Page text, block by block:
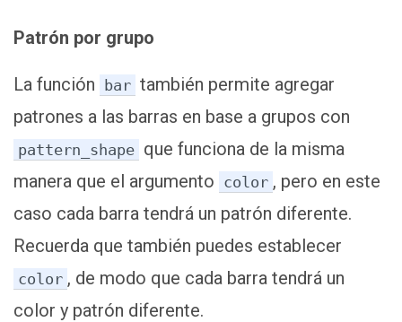
Patrón por grupo
La función bar también permite agregar
patrones a las barras en base a grupos con
pattern_shape que funciona de la misma
manera que el argumento color , pero en este
caso cada barra tendrá un patrón diferente.
Recuerda que también puedes establecer
color , de modo que cada barra tendrá un
color y patrón diferente.